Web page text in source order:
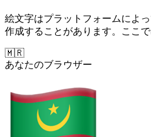
絵文字はプラットフォームによ
作成することがあります。ここ
🇲🇷
あなたのブラウザー